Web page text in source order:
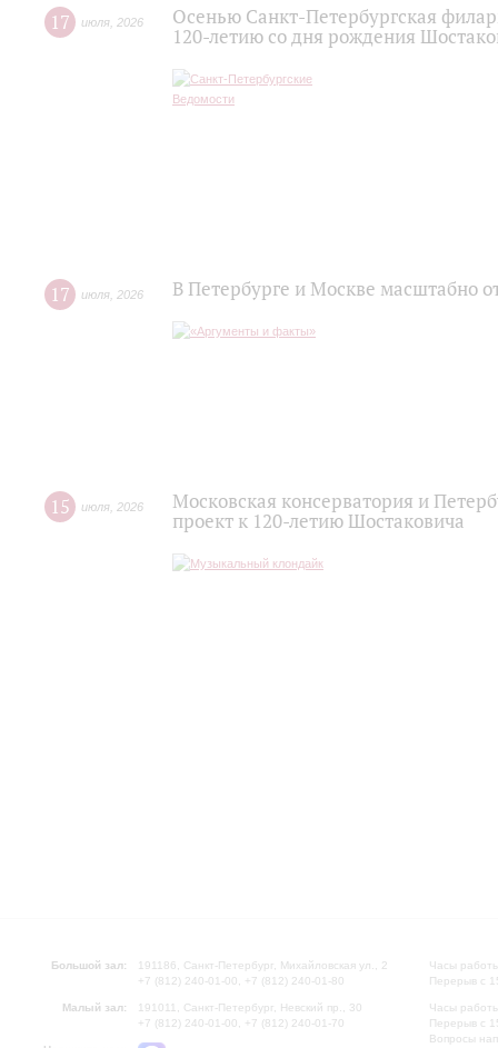
17 июля 2026
Осенью Санкт-Петербургская
120‑летию со дня рождения
17 июля 2026 В Петербурге и Москве масштабно
15 июля 2026
Московская консерватория и
проект к 120-летию Шостаковича
Большой зал:
191186, Санкт-Петербург, Михайловская ул., 2
+7 (812) 240-01-00, +7 (812) 240-01-80
Малый зал:
191011, Санкт-Петербург, Невский пр., 30
+7 (812) 240-01-00, +7 (812) 240-01-70
Часы
Перерыв с
Часы
Перерыв с
Вопросы